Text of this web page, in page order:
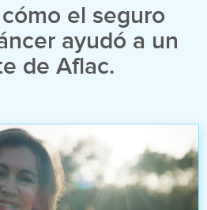
el seguro
ayudó a un
de Aflac.